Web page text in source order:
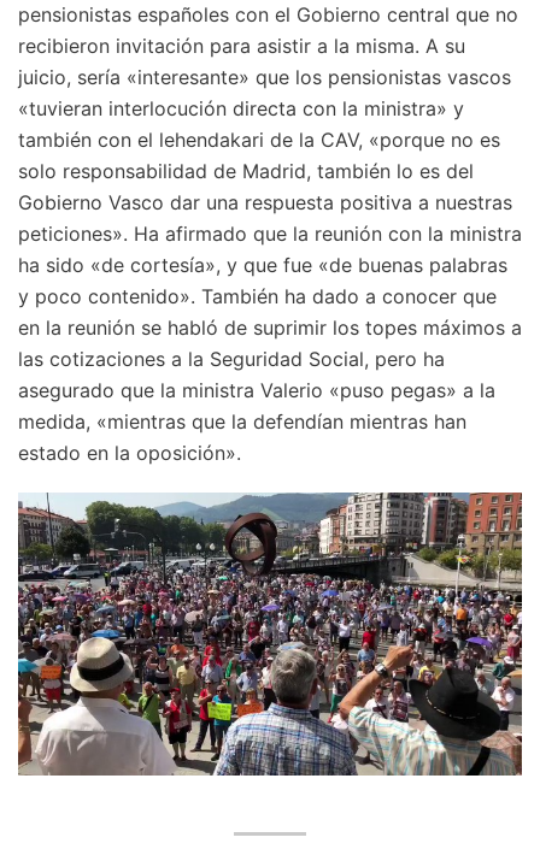
pensionistas españoles con el Gobierno central que no
recibieron invitación para asistir a la misma. A su
juicio, sería «interesante» que los pensionistas vascos
«tuvieran interlocución directa con la ministra» y
también con el lehendakari de la CAV, «porque no es
solo responsabilidad de Madrid, también lo es del
Gobierno Vasco dar una respuesta positiva a nuestras
peticiones». Ha afirmado que la reunión con la ministra
ha sido «de cortesía», y que fue «de buenas palabras
y poco contenido». También ha dado a conocer que
en la reunión se habló de suprimir los topes máximos a
las cotizaciones a la Seguridad Social, pero ha
asegurado que la ministra Valerio «puso pegas» a la
medida, «mientras que la defendían mientras han
estado en la oposición».